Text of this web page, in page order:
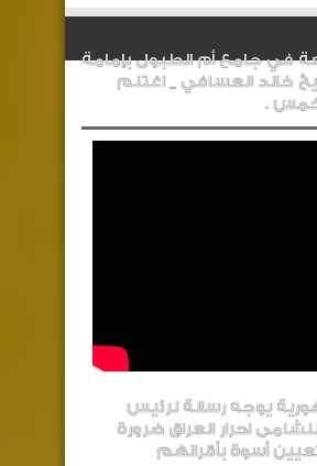
في جامع أم الطبول بإمامة
خالد العسافي _ اغتنم
.
يوجه رسالة لرئيس
احرار العراق ضرورة
أسوة بأقرانهم